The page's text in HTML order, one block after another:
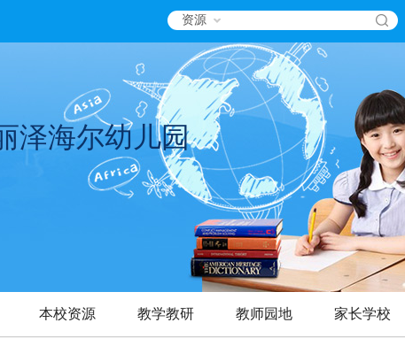
资源
泽海尔幼儿园
本校资源 教学教研 教师园地 家长学校